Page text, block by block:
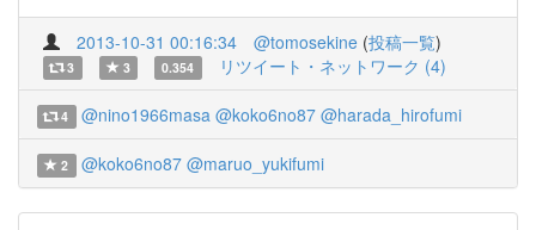
2013-10-31 00:16:34 @tomosekine (投稿一覧)
3 3 0.354 リツイート・ネットワーク (4)
4 @nino1966masa @koko6no87 @harada_hirofumi
2 @koko6no87 @maruo_yukifumi